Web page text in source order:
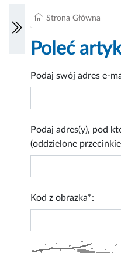
Strona Główna
Poleć
Podaj swój adres e-
Podaj adres(y), pod
(oddzielone
Kod z obrazka*: